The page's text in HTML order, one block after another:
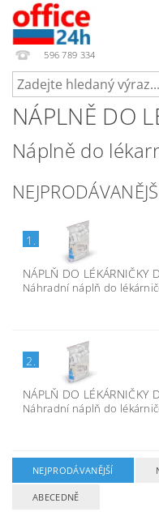
596 789 334
NÁPLNĚ DO
Náplně do
1.
NÁPLŇ DO LÉKÁRNIČKY
Náhradní náplň do
2.
NÁPLŇ DO LÉKÁRNIČKY
Náhradní náplň do
NEJPRODÁVANĚJŠÍ
ABECEDNĚ